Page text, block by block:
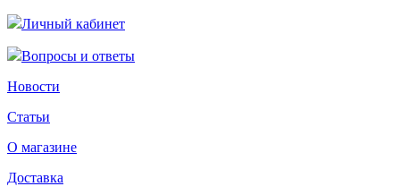
Личный кабинет
Вопросы и ответы
Новости
Статьи
О магазине
Доставка